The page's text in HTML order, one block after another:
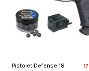
Pistolet Defense 18